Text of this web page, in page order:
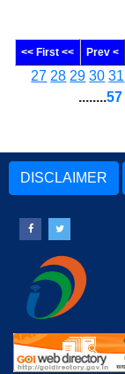
<< First << Prev <
27 28 29 30 31
........57
DISCLAIMER